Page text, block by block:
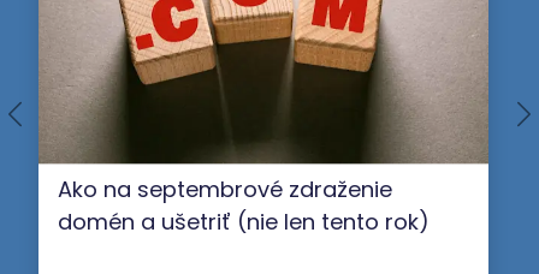
Ako na septembrové zdraženie
domén a ušetriť (nie len tento rok)